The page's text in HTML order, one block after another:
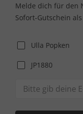
Melde dich für den
Sofort-Gutschein
Ulla Popken
JP1880